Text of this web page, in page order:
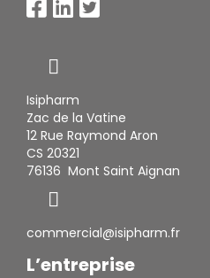
Isipharm
Zac de la Vatine
12 Rue Raymond Aron
CS 20321
76136 Mont Saint Aignan
commercial@isipharm.fr
L’entreprise